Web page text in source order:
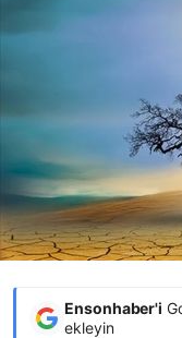
Ensonhaber'i
ekleyin